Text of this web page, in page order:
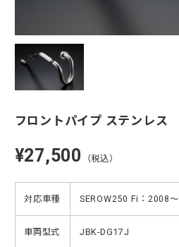
フロントパイプ ステンレス
¥27,500 （税込）
対応車種 SEROW250 Fi：2008〜
車両型式 JBK-DG17J